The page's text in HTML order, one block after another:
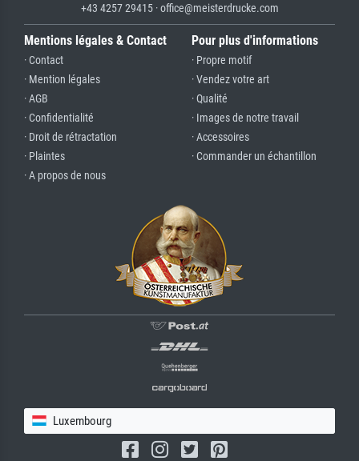
+43 4257 29415 · office@meisterdrucke.com
Mentions légales & Contact
· Contact
· Mention légales
· AGB
· Confidentialité
· Droit de rétractation
· Plaintes
· A propos de nous
Pour plus d'informations
· Propre motif
· Vendez votre art
· Qualité
· Images de notre travail
· Accessoires
· Commander un échantillon
Luxembourg